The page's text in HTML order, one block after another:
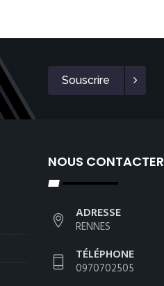
Souscrire
NOUS CONTACTER
ADRESSE
RENNES
TÉLÉPHONE
0970702505